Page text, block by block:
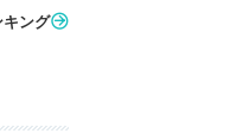
キング